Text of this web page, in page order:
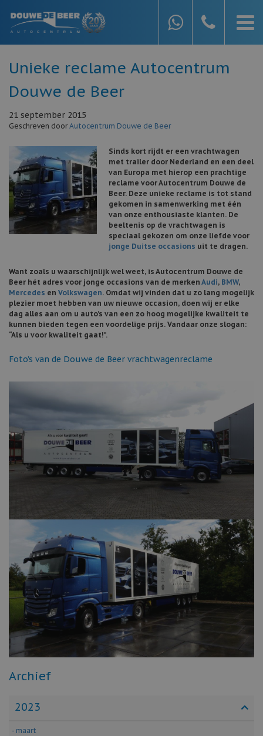
Unieke reclame Autocentrum
Douwe de Beer
21 september 2015
Geschreven doorAutocentrum Douwe de Beer
Sinds kort rijdt er een vrachtwagen
met trailer door Nederland en een deel
van Europa met hierop een prachtige
reclame voor Autocentrum Douwe de
Beer. Deze unieke reclame is tot stand
gekomen in samenwerking met één
van onze enthousiaste klanten. De
beeltenis op de vrachtwagen is
speciaal gekozen om onze liefde voor
jonge Duitse occasions uit te dragen.
Want zoals u waarschijnlijk wel weet, is Autocentrum Douwe de
Beer hét adres voor jonge occasions van de merken Audi, BMW,
Mercedes en Volkswagen. Omdat wij vinden dat u zo lang mogelijk
plezier moet hebben van uw nieuwe occasion, doen wij er elke
dag alles aan om u auto’s van een zo hoog mogelijke kwaliteit te
kunnen bieden tegen een voordelige prijs. Vandaar onze slogan:
“Als u voor kwaliteit gaat!”.
Foto’s van de Douwe de Beer vrachtwagenreclame
Archief
2023
- maart